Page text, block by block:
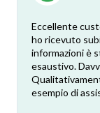
Eccellente
ho ricevuto
informazioni è
esaustivo.
esempio di